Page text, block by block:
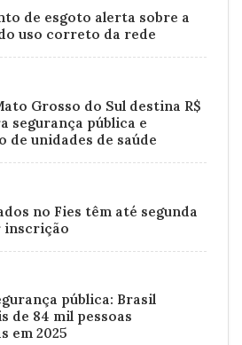
de esgoto alerta sobre a
uso correto da rede
Grosso do Sul destina R$
segurança pública e
de unidades de saúde
no Fies têm até segunda
inscrição
pública: Brasil
de 84 mil pessoas
em 2025